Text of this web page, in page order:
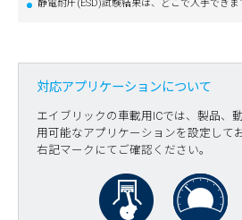
静電耐圧(ESD)試験結果は、どこで入手できま
対応アプリケーションについて
エイブリックの車載用ICでは、製品、
用可能なアプリケーションを設定して
右記マークにてご確認ください。